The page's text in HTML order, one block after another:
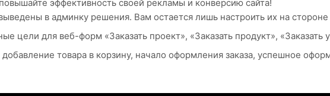
эффективность своей рекламы и конверсию сайта!
в админку решения. Вам остается лишь настроить их на
цели для веб-форм «Заказать проект», «Заказать продукт», «Заказать
добавление товара в корзину, начало оформления заказа, успешное